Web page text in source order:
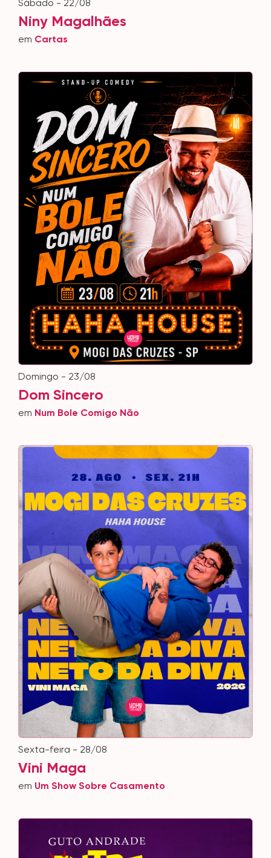
sábado - 22/08
Niny Magalhães
em Cartas
domingo - 23/08
Dom Sincero
em Num Bole Comigo Não
sexta-feira - 28/08
Vini Maga
em Um Show Sobre Casamento